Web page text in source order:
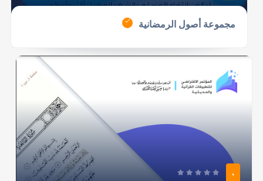
مجموعة أصول الرمضانية
0